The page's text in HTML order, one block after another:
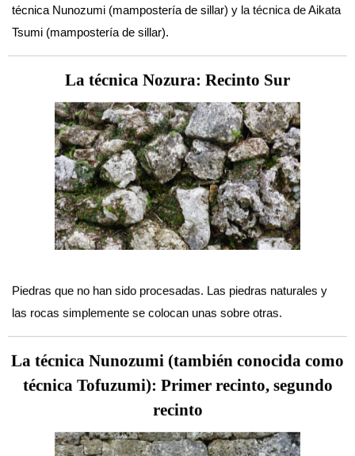
técnica Nunozumi (mampostería de sillar) y la técnica de Aikata
Tsumi (mampostería de sillar).
La técnica Nozura: Recinto Sur
Piedras que no han sido procesadas. Las piedras naturales y
las rocas simplemente se colocan unas sobre otras.
La técnica Nunozumi (también conocida como
técnica Tofuzumi): Primer recinto, segundo
recinto